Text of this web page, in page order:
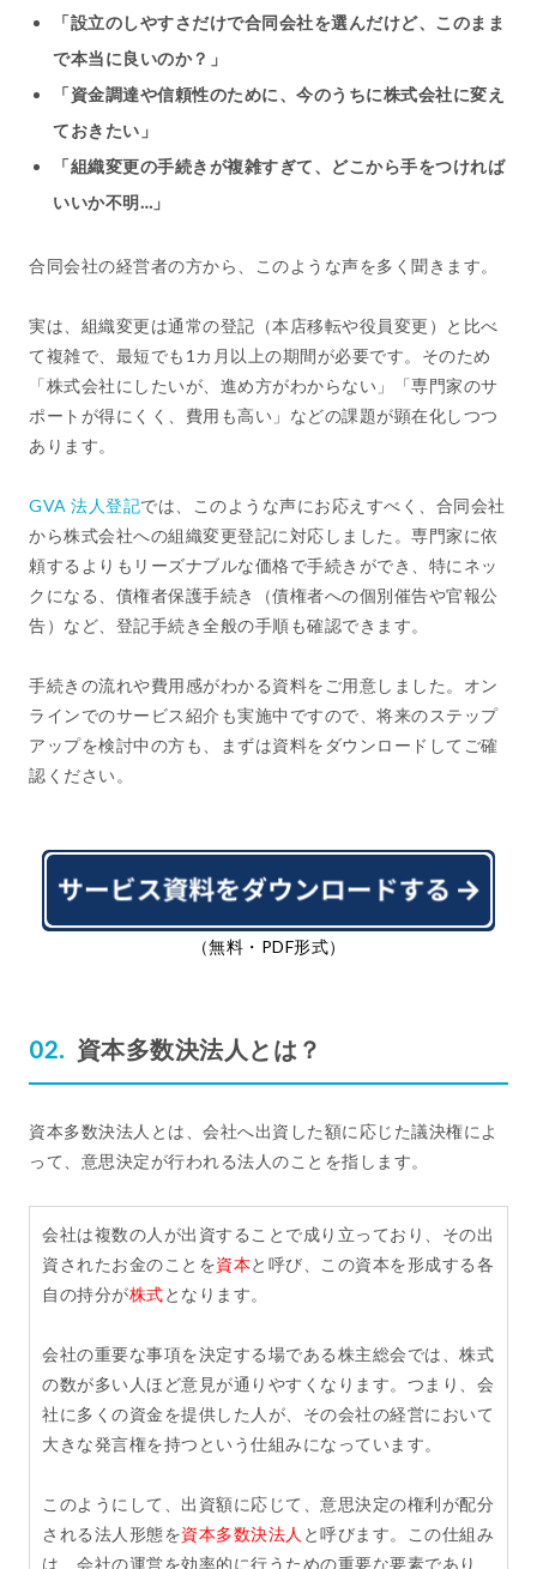
「設立のしやすさだけで合同会社を選んだけど、このまま
で本当に良いのか？」
「資金調達や信頼性のために、今のうちに株式会社に変え
ておきたい」
「組織変更の手続きが複雑すぎて、どこから手をつければ
いいか不明…」
合同会社の経営者の方から、このような声を多く聞きます。
実は、組織変更は通常の登記（本店移転や役員変更）と比べ
て複雑で、最短でも1カ月以上の期間が必要です。そのため
「株式会社にしたいが、進め方がわからない」「専門家のサ
ポートが得にくく、費用も高い」などの課題が顕在化しつつ
あります。
GVA 法人登記では、このような声にお応えすべく、合同会社
から株式会社への組織変更登記に対応しました。専門家に依
頼するよりもリーズナブルな価格で手続きができ、特にネッ
クになる、債権者保護手続き（債権者への個別催告や官報公
告）など、登記手続き全般の手順も確認できます。
手続きの流れや費用感がわかる資料をご用意しました。オン
ラインでのサービス紹介も実施中ですので、将来のステップ
アップを検討中の方も、まずは資料をダウンロードしてご確
認ください。
（無料・PDF形式）
資本多数決法人とは？
資本多数決法人とは、会社へ出資した額に応じた議決権によ
って、意思決定が行われる法人のことを指します。
会社は複数の人が出資することで成り立っており、その出
資されたお金のことを資本と呼び、この資本を形成する各
自の持分が株式となります。
会社の重要な事項を決定する場である株主総会では、株式
の数が多い人ほど意見が通りやすくなります。つまり、会
社に多くの資金を提供した人が、その会社の経営において
大きな発言権を持つという仕組みになっています。
このようにして、出資額に応じて、意思決定の権利が配分
される法人形態を資本多数決法人 と呼びます。この仕組み
は、会社の運営を効率的に行うための重要な要素であり、